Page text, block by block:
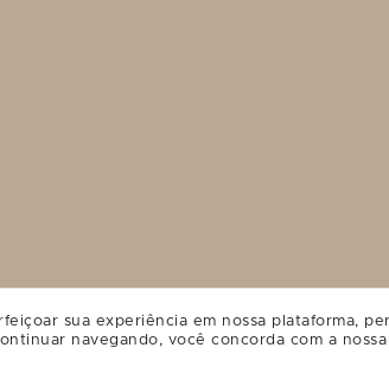
sua experiência em nossa plataforma,
navegando, você concorda com a